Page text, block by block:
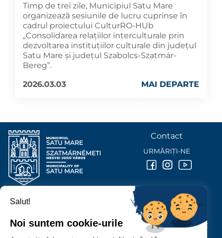
Timp de trei zile, Municipiul Satu Mare
organizează sesiunile de lucru cuprinse în
cadrul proiectului CulturRO-HUb
„Consolidarea relațiilor interculturale prin
dezvoltarea instituțiilor culturale din județul
Satu Mare și județul Szabolcs-Szatmár-
Bereg”.
2026.03.03
MAI DEPARTE
PRIMĂRIA MUNICIPIULUI
P-ȚA 25 OCTOMBRIE, NR. 1 CORP M, 440026 SATU MARE
Contact
URMĂRIȚI-NE
Salut!
Noi suntem cookie-urile